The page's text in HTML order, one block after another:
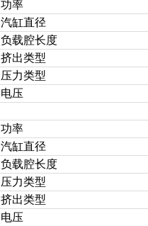
功率
汽缸直径
负载腔长度
挤出类型
压力类型
电压
功率
汽缸直径
负载腔长度
压力类型
挤出类型
电压